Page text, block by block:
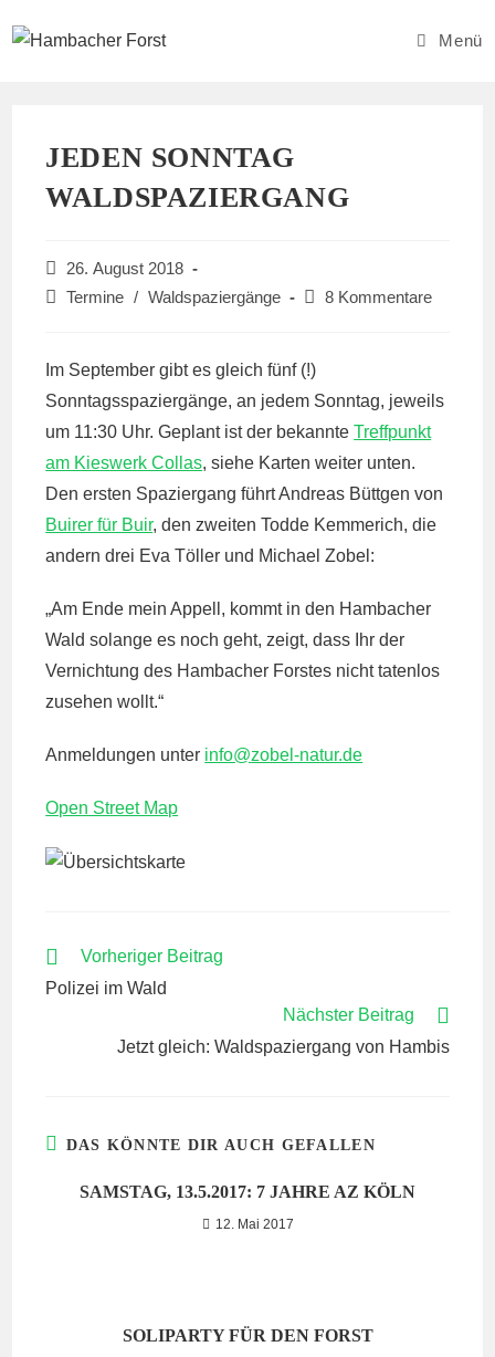
Inhalt
Menü
JEDEN SONNTAG
WALDSPAZIERGANG
Beitrag
veröffentlicht:
26. August 2018
Beitrags-
Termine / Waldspaziergänge
Beitrags-
8 Kommentare
Im September gibt es gleich fünf (!)
Sonntagsspaziergänge, an jedem Sonntag, jeweils
um 11:30 Uhr. Geplant ist der bekannteTreffpunkt
am Kieswerk Collas, siehe Karten weiter unten.
Den ersten Spaziergang führt Andreas Büttgen von
Buirer für Buir, den zweiten Todde Kemmerich, die
andern drei Eva Töller und Michael Zobel:
„Am Ende mein Appell, kommt in den Hambacher
Wald solange es noch geht, zeigt, dass Ihr der
Vernichtung des Hambacher Forstes nicht tatenlos
zusehen wollt.“
Anmeldungen unter info@zobel-natur.de
Open Street Map
WEITERE
ANSEHEN
Vorheriger Beitrag
Polizei im Wald
Nächster Beitrag
Jetzt gleich: Waldspaziergang von Hambis
DAS KÖNNTE DIR AUCH GEFALLEN
SAMSTAG, 13.5.2017: 7 JAHRE AZ KÖLN
12. Mai 2017
SOLIPARTY FÜR DEN FORST